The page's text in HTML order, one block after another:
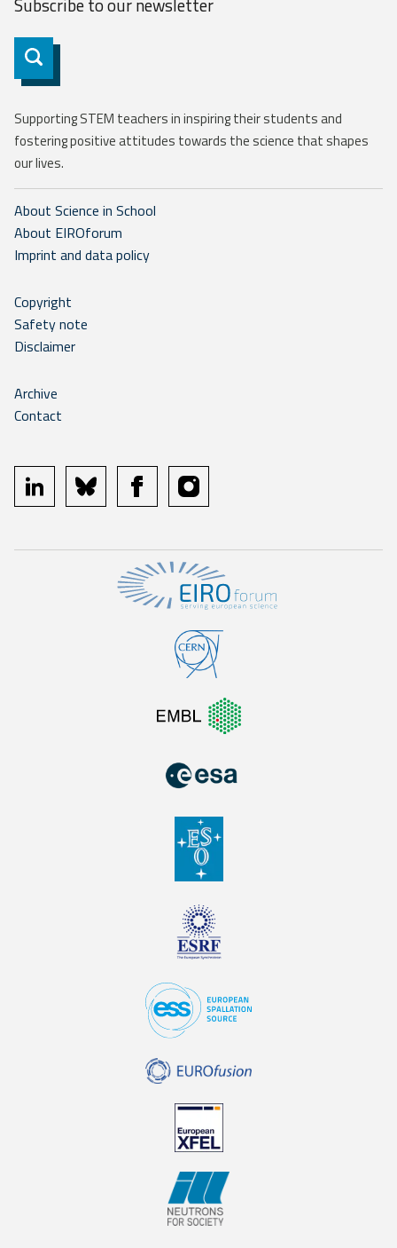
Subscribe
Supporting STEM teachers in inspiring their students and
fostering positive attitudes towards the science that shapes
our lives.
About Science in School
About EIROforum
Imprint and data policy
Copyright
Safety note
Disclaimer
Archive
Contact
linkedin bluesky facebookinstagram